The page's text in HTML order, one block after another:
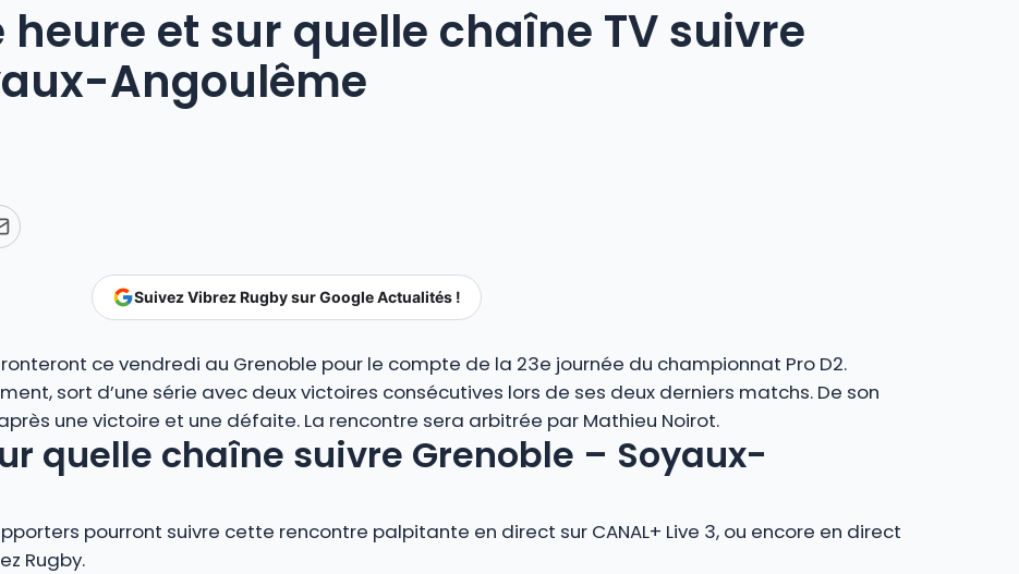
heure et sur quelle chaîne TV suivre
Angoulême
Suivez Vibrez Rugby sur Google Actualités !
ce vendredi au Grenoble pour le compte de la 23e journée du championnat Pro D2.
sort d’une série avec deux victoires consécutives lors de ses deux derniers matchs. De son
une victoire et une défaite. La rencontre sera arbitrée par Mathieu Noirot.
quelle chaîne suivre Grenoble – Soyaux-
pourront suivre cette rencontre palpitante en direct sur CANAL+ Live 3, ou encore en direct
Rugby.